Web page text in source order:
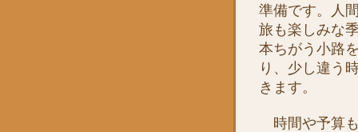
準備です。人
旅も楽しみな
本ちがう小路
り、少し違う
きます。
時間や予算